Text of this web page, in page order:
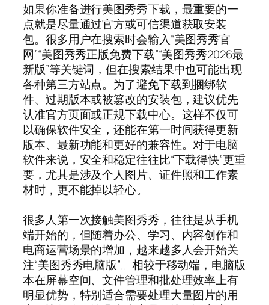
如果你准备进行美图秀秀下载，最重要的一
点就是尽量通过官方或可信渠道获取安装
包。很多用户在搜索时会输入“美图秀秀官
网”“美图秀秀正版免费下载”“美图秀秀2026最
新版”等关键词，但在搜索结果中也可能出现
各种第三方站点。为了避免下载到捆绑软
件、过期版本或被篡改的安装包，建议优先
认准官方页面或正规下载中心。这样不仅可
以确保软件安全，还能在第一时间获得更新
版本、最新功能和更好的兼容性。对于电脑
软件来说，安全和稳定往往比“下载得快”更重
要，尤其是涉及个人图片、证件照和工作素
材时，更不能掉以轻心。
很多人第一次接触美图秀秀，往往是从手机
端开始的，但随着办公、学习、内容创作和
电商运营场景的增加，越来越多人会开始关
注“美图秀秀电脑版”。相较于移动端，电脑版
本在屏幕空间、文件管理和批处理效率上有
明显优势，特别适合需要处理大量图片的用